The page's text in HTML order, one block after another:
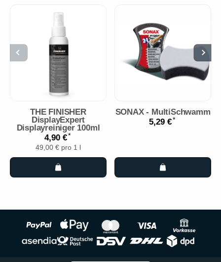
THE FINISHER
DisplayExpert
Displayreiniger 100ml
4,90 €*
49,00 € pro 1 l
SONAX - MultiSchwamm
5,29 €*